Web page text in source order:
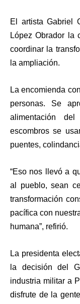
El artista Gabriel
López Obrador la
coordinar la
la ampliación.
La encomienda
personas. Se
alimentación
escombros se
puentes,
“Eso nos llevó a
al pueblo, sean
transformación
pacífica con
humana”, refirió.
La presidenta
la decisión del
industria militar a
disfrute de la